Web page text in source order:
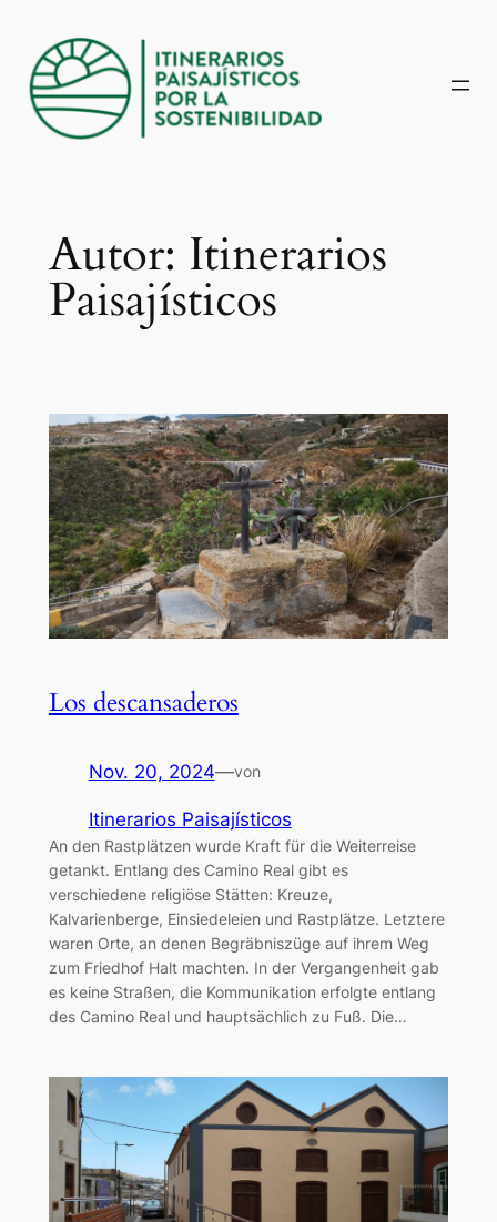
Inhalt
springen
Autor: Itinerarios
Paisajísticos
Los descansaderos
Nov. 20, 2024—von
Itinerarios Paisajísticos
An den Rastplätzen wurde Kraft für die Weiterreise
getankt. Entlang des Camino Real gibt es
verschiedene religiöse Stätten: Kreuze,
Kalvarienberge, Einsiedeleien und Rastplätze. Letztere
waren Orte, an denen Begräbniszüge auf ihrem Weg
zum Friedhof Halt machten. In der Vergangenheit gab
es keine Straßen, die Kommunikation erfolgte entlang
des Camino Real und hauptsächlich zu Fuß. Die…